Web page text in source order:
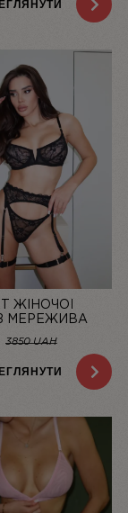
ЖІНОЧОЇ
МЕРЕЖИВА
| LINIYA
3850 UAH